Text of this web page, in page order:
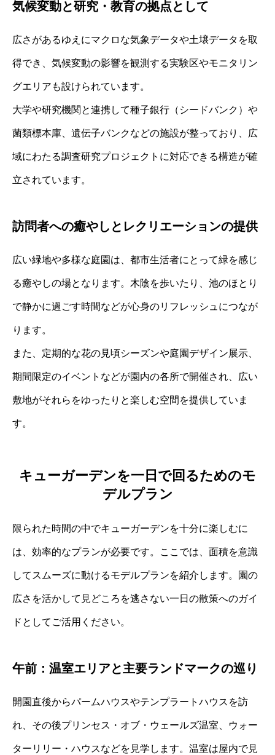
気候変動と研究・教育の拠点として
広さがあるゆえにマクロな気象データや土壌データを取
得でき、気候変動の影響を観測する実験区やモニタリン
グエリアも設けられています。
大学や研究機関と連携して種子銀行（シードバンク）や
菌類標本庫、遺伝子バンクなどの施設が整っており、広
域にわたる調査研究プロジェクトに対応できる構造が確
立されています。
訪問者への癒やしとレクリエーションの提供
広い緑地や多様な庭園は、都市生活者にとって緑を感じ
る癒やしの場となります。木陰を歩いたり、池のほとり
で静かに過ごす時間などが心身のリフレッシュにつなが
ります。
また、定期的な花の見頃シーズンや庭園デザイン展示、
期間限定のイベントなどが園内の各所で開催され、広い
敷地がそれらをゆったりと楽しむ空間を提供していま
す。
キューガーデンを一日で回るためのモ
デルプラン
限られた時間の中でキューガーデンを十分に楽しむに
は、効率的なプランが必要です。ここでは、面積を意識
してスムーズに動けるモデルプランを紹介します。園の
広さを活かして見どころを逃さない一日の散策へのガイ
ドとしてご活用ください。
午前：温室エリアと主要ランドマークの巡り
開園直後からパームハウスやテンプラートハウスを訪
れ、その後プリンセス・オブ・ウェールズ温室、ウォー
ターリリー・ハウスなどを見学します。温室は屋内で見